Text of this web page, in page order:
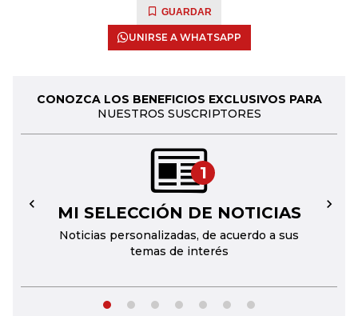
GUARDAR
UNIRSE A WHATSAPP
CONOZCA LOS BENEFICIOS EXCLUSIVOS PARA
NUESTROS SUSCRIPTORES
1
MI SELECCIÓN DE NOTICIAS
Noticias personalizadas, de acuerdo a sus
temas de interés
← →